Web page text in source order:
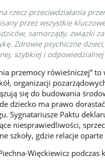
rzecz przeciwdziałania
przez wszystkie
samorządy, związki
Zdrowie psychiczne
szybkiej i
przemocy rówieśniczej”
organizacji
się do budowania
dziecko ma prawo
Sygnatariusze Paktu
niesprawiedliwości,
szkoły, gdzie relacje
Więckiewicz podczas